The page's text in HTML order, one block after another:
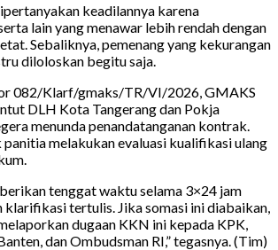
keadilannya karena
lain yang menawar lebih rendah dengan
Sebaliknya, pemenang yang kekurangan
diloloskan begitu saja.
082/Klarf/gmaks/TR/VI/2026, GMAKS
DLH Kota Tangerang dan Pokja
menunda penandatanganan kontrak.
melakukan evaluasi kualifikasi ulang
tenggat waktu selama 3×24 jam
klarifikasi tertulis. Jika somasi ini diabaikan,
dugaan KKN ini kepada KPK,
dan Ombudsman RI,” tegasnya. (Tim)